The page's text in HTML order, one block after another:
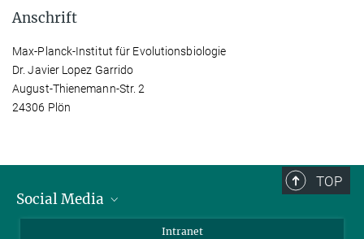
Anschrift
Max-Planck-Institut für Evolutionsbiologie
Dr. Javier Lopez Garrido
August-Thienemann-Str. 2
24306 Plön
TOP
Social Media
Intranet